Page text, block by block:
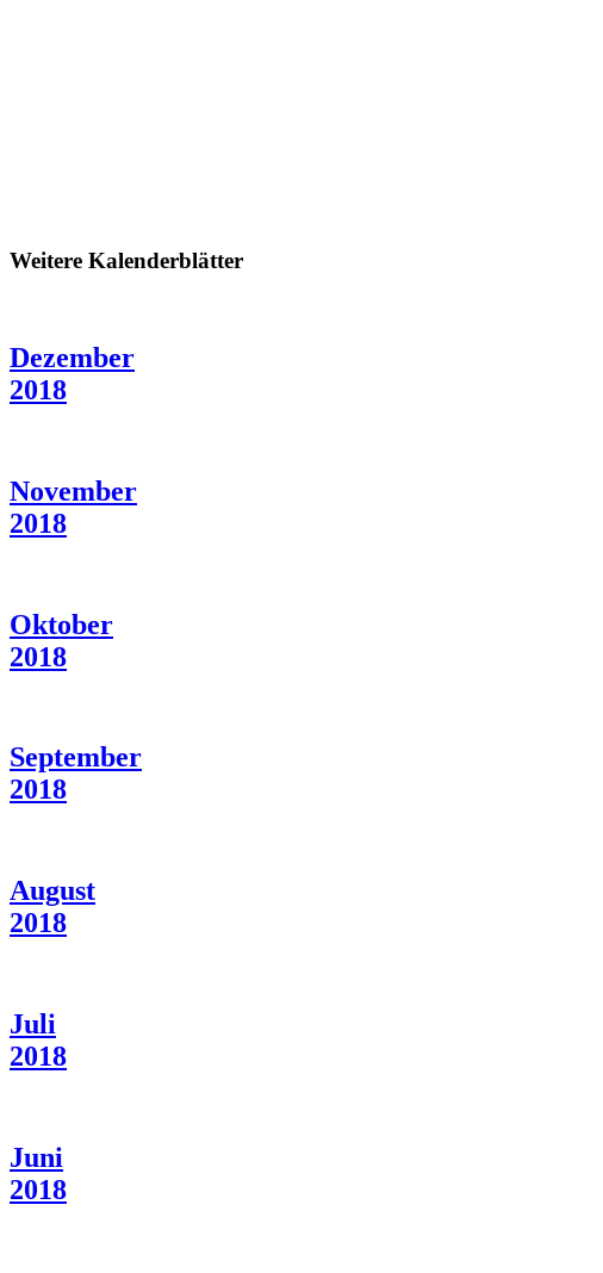
Weitere Kalenderblätter
Dezember
2018
November
2018
Oktober
2018
September
2018
August
2018
Juli
2018
Juni
2018